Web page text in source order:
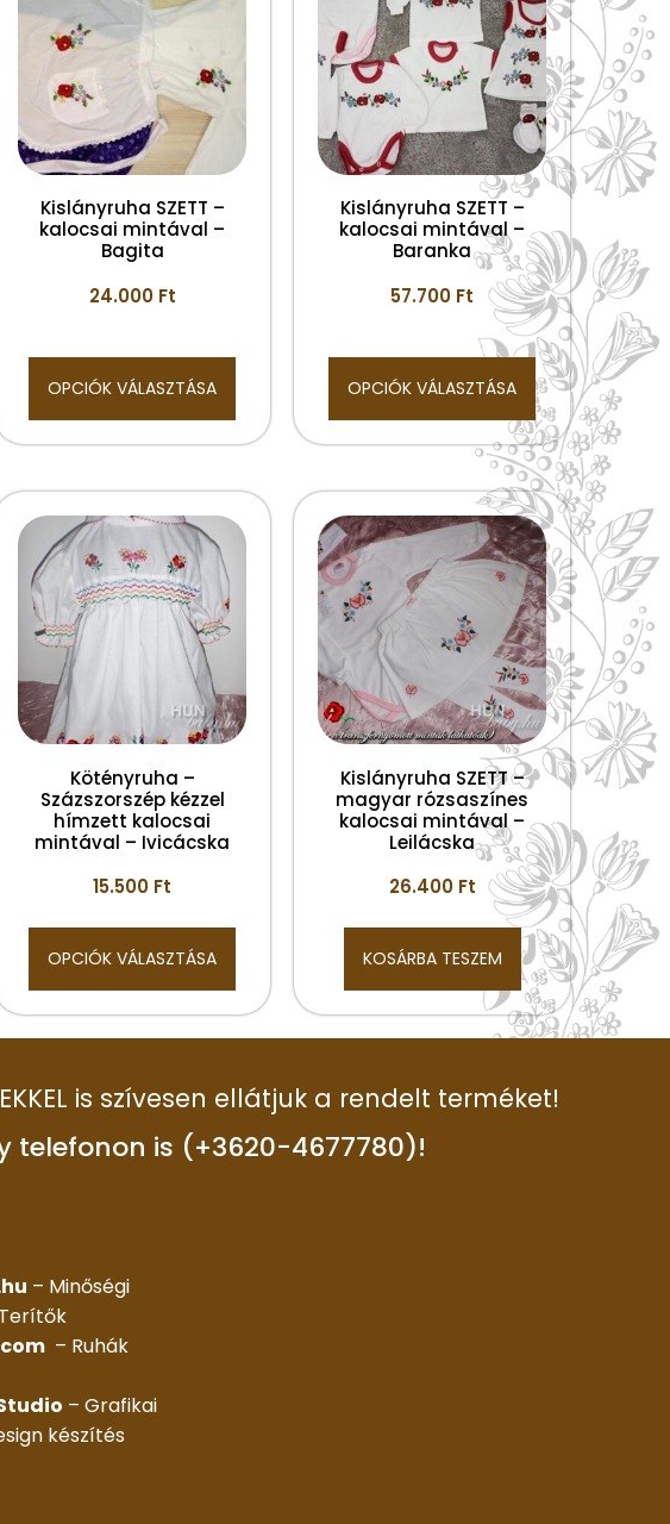
Kislányruha SZETT –
kalocsai mintával –
Bagita
24.000 Ft
OPCIÓK VÁLASZTÁSA
Kislányruha SZETT –
kalocsai mintával –
Baranka
57.700 Ft
OPCIÓK VÁLASZTÁSA
Kötényruha –
Százszorszép kézzel
hímzett kalocsai
mintával – Ivicácska
15.500 Ft
OPCIÓK VÁLASZTÁSA
Kislányruha SZETT –
magyar rózsaszínes
kalocsai mintával –
Leilácska
26.400 Ft
KOSÁRBA TESZEM
is szívesen ellátjuk a rendelt terméket!
telefonon is (+3620-4677780)!
– Minőségi
– Ruhák
– Grafikai
készítés